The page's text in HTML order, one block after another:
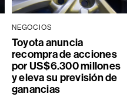
NEGOCIOS
Toyota anuncia
recompra de acciones
por US$6.300 millones
y eleva su previsión de
ganancias